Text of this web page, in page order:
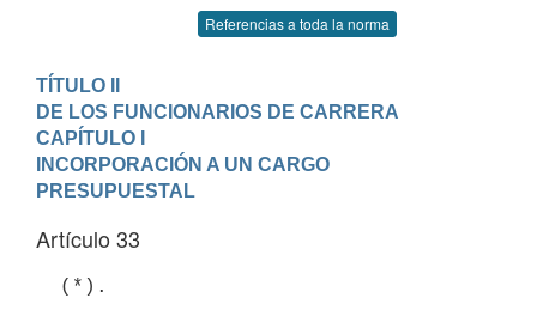
Referencias a toda la norma
TÍTULO II
DE LOS FUNCIONARIOS DE CARRERA
CAPÍTULO I
INCORPORACIÓN A UN CARGO
PRESUPUESTAL
Artículo 33
  (*).